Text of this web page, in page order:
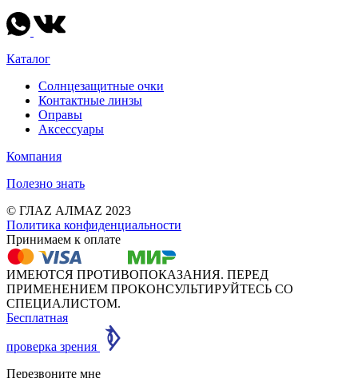
Каталог
Солнцезащитные очки
Контактные линзы
Оправы
Аксессуары
Компания
Полезно знать
© ГЛАZ АЛМАZ 2023
Политика конфиденциальности
Принимаем к оплате
ИМЕЮТСЯ ПРОТИВОПОКАЗАНИЯ. ПЕРЕД
ПРИМЕНЕНИЕМ ПРОКОНСУЛЬТИРУЙТЕСЬ СО
СПЕЦИАЛИСТОМ.
Бесплатная
проверка зрения
Перезвоните мне